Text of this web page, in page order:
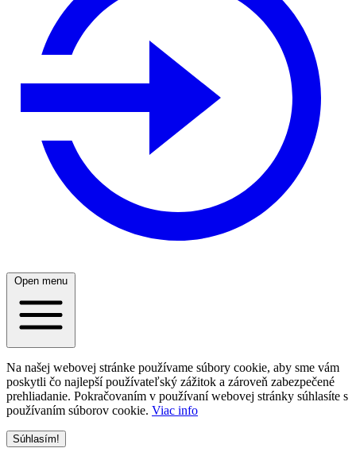
Open menu
Na našej webovej stránke používame súbory cookie, aby sme vám
poskytli čo najlepší používateľský zážitok a zároveň zabezpečené
prehliadanie. Pokračovaním v používaní webovej stránky súhlasíte s
používaním súborov cookie. Viac info
Súhlasím!